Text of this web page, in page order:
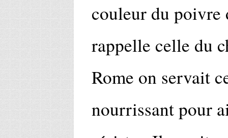
couleur du poivre
rappelle celle du
Rome on servait
nourrissant pour